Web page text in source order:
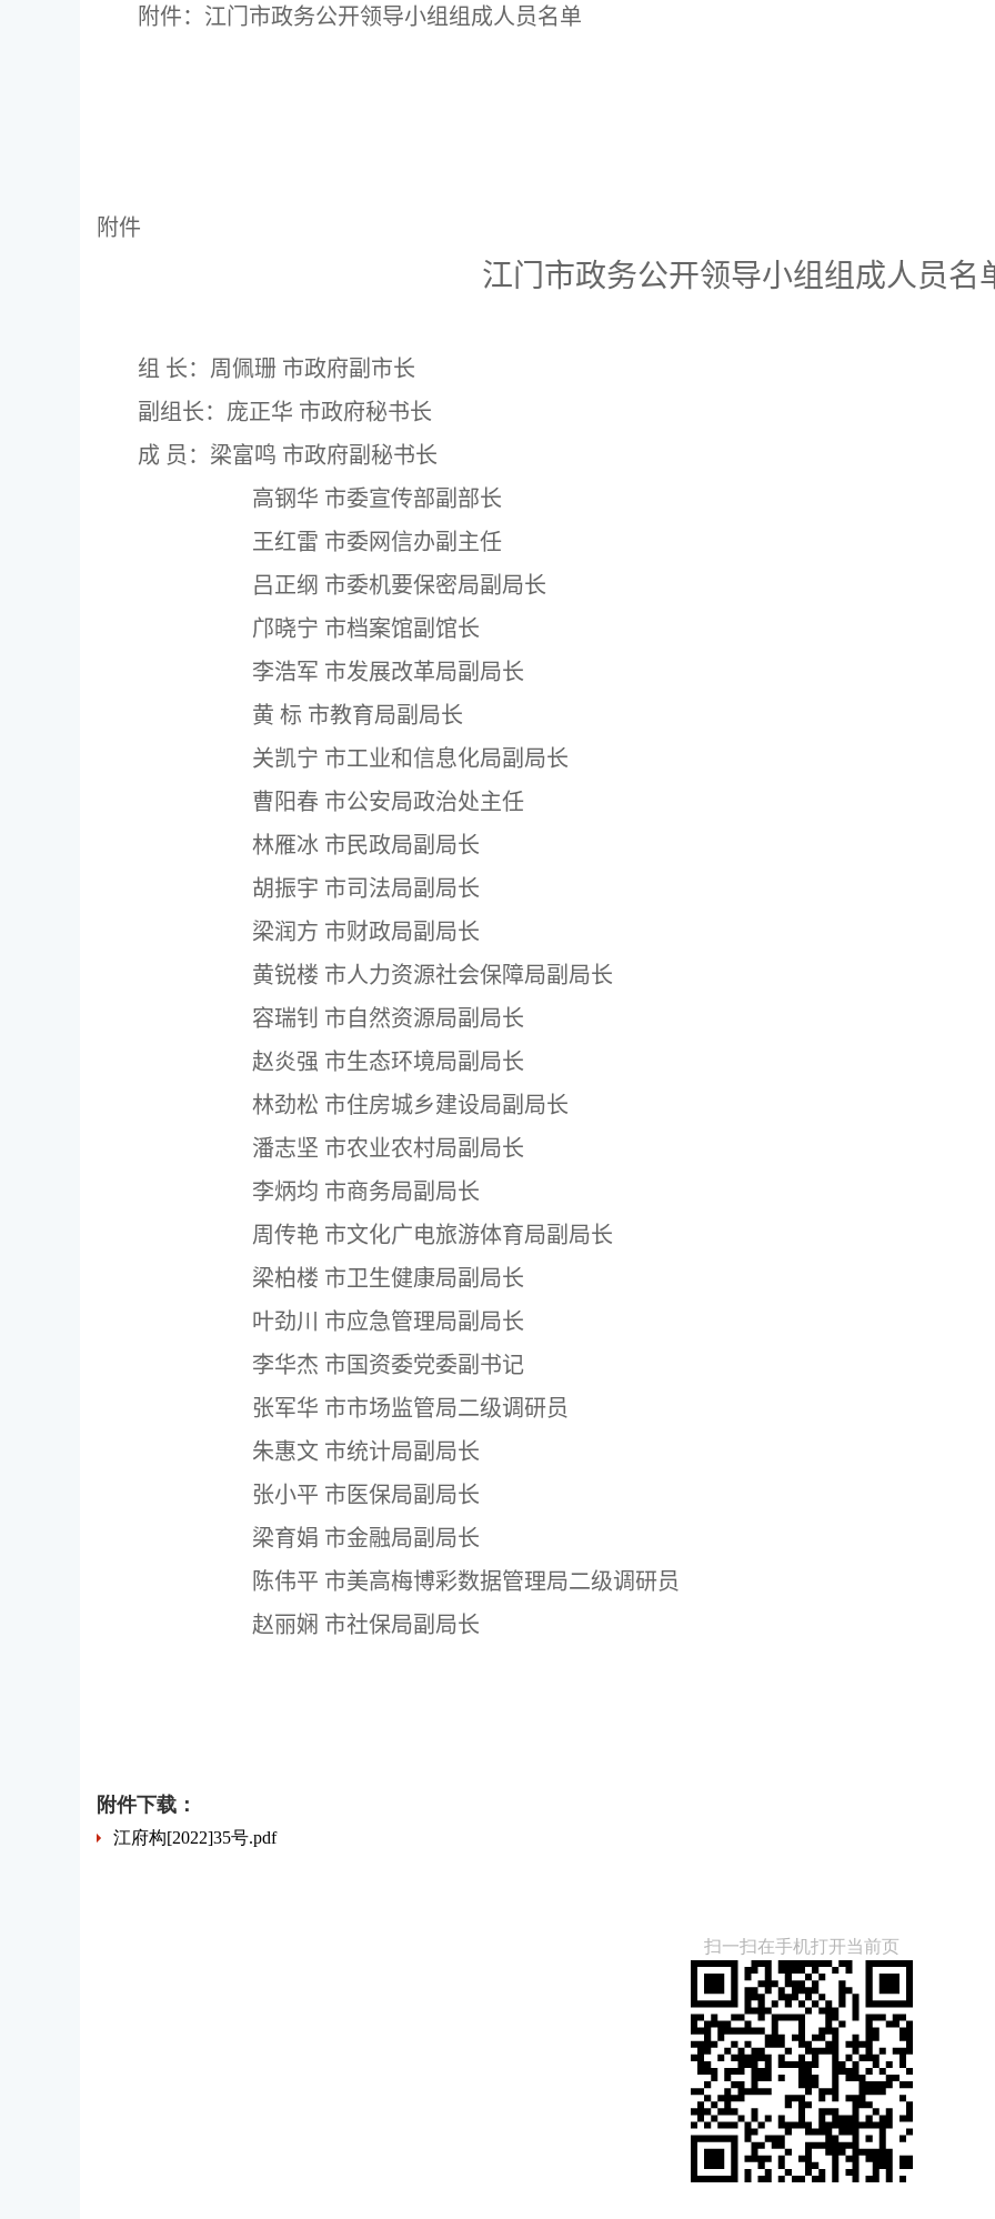
附件：江门市政务公开领导小组组成人员名单
附件
江门市政务公开领导小组组成人员名
组 长： 周佩珊 市政府副市长
副组长： 庞正华 市政府秘书长
成 员： 梁富鸣 市政府副秘书长
高钢华 市委宣传部副部长
王红雷 市委网信办副主任
吕正纲 市委机要保密局副局长
邝晓宁 市档案馆副馆长
李浩军 市发展改革局副局长
黄 标 市教育局副局长
关凯宁 市工业和信息化局副局长
曹阳春 市公安局政治处主任
林雁冰 市民政局副局长
胡振宇 市司法局副局长
梁润方 市财政局副局长
黄锐楼 市人力资源社会保障局副局长
容瑞钊 市自然资源局副局长
赵炎强 市生态环境局副局长
林劲松 市住房城乡建设局副局长
潘志坚 市农业农村局副局长
李炳均 市商务局副局长
周传艳 市文化广电旅游体育局副局长
梁柏楼 市卫生健康局副局长
叶劲川
市应急管理局副局长
李华杰 市国资委党委副书记
张军华 市市场监管局二级调研员
朱惠文 市统计局副局长
张小平 市医保局副局长
梁育娟 市金融局副局长
陈伟平 市美高梅博彩数据管理局二级调研员
赵丽娴 市社保局副局长
附件下载：
江府构[2022]35号.pdf
扫一扫在手机打开当前页